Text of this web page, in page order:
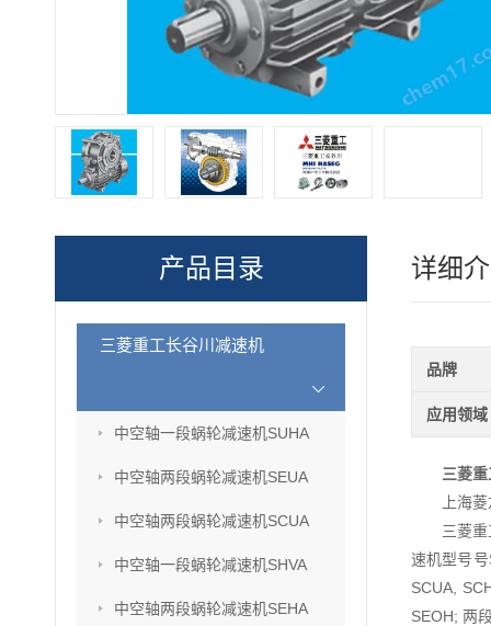
产品目录
三菱重工长谷川减速机
中空轴一段蜗轮减速机SUHA
中空轴两段蜗轮减速机SEUA
中空轴两段蜗轮减速机SCUA
中空轴一段蜗轮减速机SHVA
中空轴两段蜗轮减速机SEHA
详细
品牌
应用领域
三菱
上海
三菱
速机型号
SCUA,
SEOH; 两